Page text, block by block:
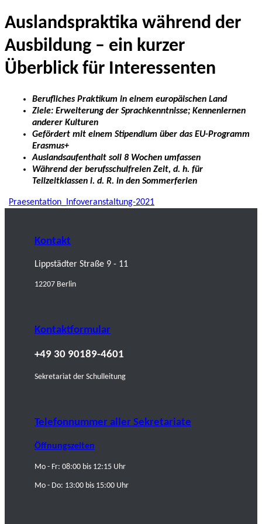
Auslandspraktika während der
Ausbildung – ein kurzer
Überblick für Interessenten
Berufliches Praktikum in einem europäischen Land
Ziele: Erweiterung der Sprachkenntnisse; Kennenlernen
anderer Kulturen
Gefördert mit einem Stipendium über das EU-Programm
Erasmus+
Auslandsaufenthalt soll 8 Wochen umfassen
Während der berufsschulfreien Zeit, d. h. für
Teilzeitklassen i. d. R. in den Sommerferien
Praesentation_Infoveranstaltung-2021
Kontakt
Lippstädter Straße 9 - 11
12207 Berlin
Kontaktformular
+49 30 90189-4601
Sekretariat der Schulleitung
Telefonnummer aller Sekretariate
Öffnungszeiten
Mo - Fr: 08:00 bis 12:15 Uhr
Mo - Do: 13:00 bis 15:00 Uhr